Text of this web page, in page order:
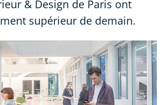
& Design de Paris ont
supérieur de demain.